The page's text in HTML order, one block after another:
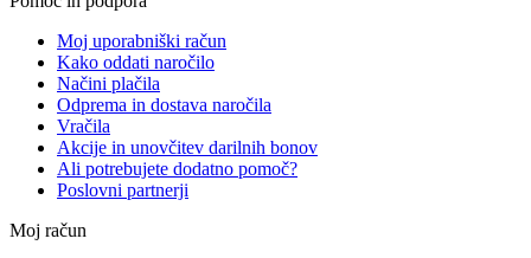
Moj uporabniški račun
Kako oddati naročilo
Načini plačila
Odprema in dostava naročila
Vračila
Akcije in unovčitev darilnih bonov
Ali potrebujete dodatno pomoč?
Poslovni partnerji
Moj račun